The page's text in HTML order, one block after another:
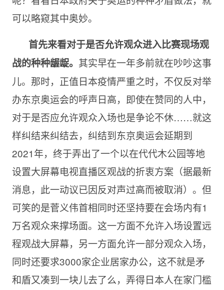
可以略窥其中奥妙。
首先来看对于是否允许观众进入比赛现场观
战的种种龌龊。 其实早在一年多前就在吵吵这事
儿。那时，正值日本疫情严重之时，不仅反对举
办东京奥运会的呼声日高，即使在赞同的人中，
对于是否应允许观众入场也是争论不休……就这
样纠结来纠结去，纠结到东京奥运会延期到
2021年，终于弄出了一个以在代代木公园等地
设置大屏幕电视直播区观战的折衷方案（据最新
消息，此一动议已因反对声过高而被取消）。但
可笑的是菅义伟首相同时还坚持要在会场内有1
万名观众来撑场面。这一方面不允许入场设置远
程观战大屏幕，另一方面允许一部分观众入场，
同时还要求3000家企业居家办公，这不就是矛
和盾又凑到一块儿去了么，弄得日本人在家门槛